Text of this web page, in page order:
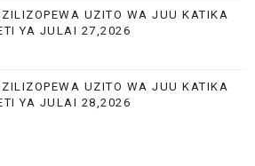
UZITO WA JUU KATIKA
YA JULAI 27,2026
UZITO WA JUU KATIKA
YA JULAI 28,2026